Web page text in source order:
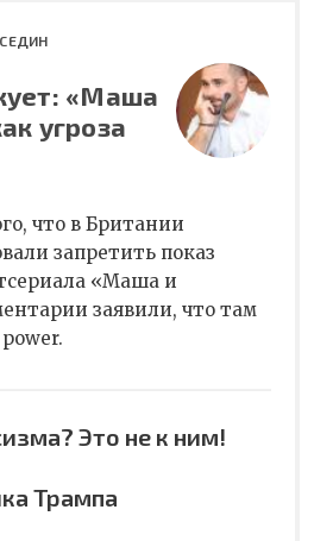
«Маша
угроза
что в Британии
запретить показ
«Маша и
заявили, что там
Это не к ним!
Трампа